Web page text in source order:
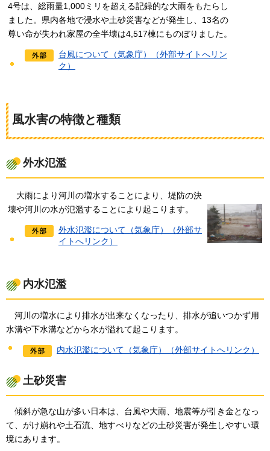
4号は、総雨量1,000ミリを超える記録的な大雨をもたらし
ました。県内各地で浸水や土砂災害などが発生し、13名の
尊い命が失われ家屋の全半壊は4,517棟にものぼりました。
台風について（気象庁）（外部サイトへリン
ク）
風水害の特徴と種類
外水氾濫
大雨により河川の増水することにより、堤防の決
壊や河川の水が氾濫することにより起こります。
外水氾濫について（気象庁）（外部サ
イトへリンク）
内水氾濫
河川の増水により排水が出来なくなったり、排水が追いつかず用
水溝や下水溝などから水が溢れて起こります。
内水氾濫について（気象庁）（外部サイトへリンク）
土砂災害
傾斜が急な山が多い日本は、台風や大雨、地震等が引き金となっ
て、がけ崩れや土石流、地すべりなどの土砂災害が発生しやすい環
境にあります。